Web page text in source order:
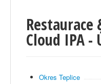
Restaurace
Cloud IPA -
Okres Teplice